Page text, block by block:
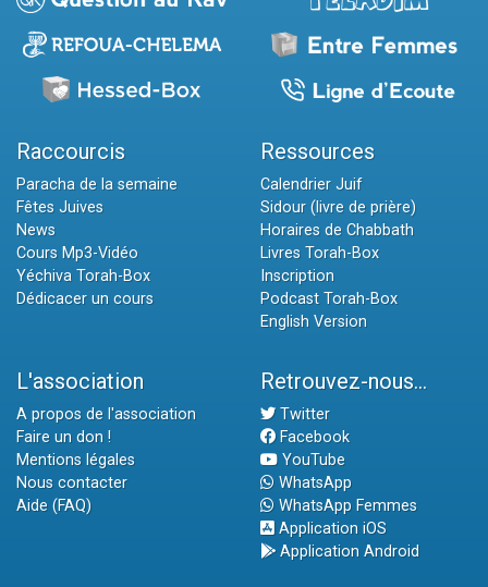
Raccourcis
Paracha de la semaine
Fêtes Juives
News
Cours Mp3-Vidéo
Yéchiva Torah-Box
Dédicacer un cours
Ressources
Calendrier Juif
Sidour (livre de prière)
Horaires de Chabbath
Livres Torah-Box
Inscription
Podcast Torah-Box
English Version
L'association
A propos de l'association
Faire un don !
Mentions légales
Nous contacter
Aide (FAQ)
Retrouvez-nous...
Twitter
Facebook
YouTube
WhatsApp
WhatsApp Femmes
Application iOS
Application Android